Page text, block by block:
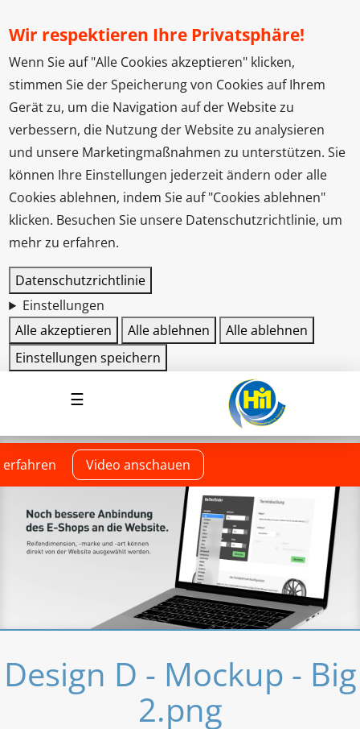
Wir respektieren Ihre Privatsphäre!
Wenn Sie auf "Alle Cookies akzeptieren" klicken,
stimmen Sie der Speicherung von Cookies auf Ihrem
Gerät zu, um die Navigation auf der Website zu
verbessern, die Nutzung der Website zu analysieren
und unsere Marketingmaßnahmen zu unterstützen. Sie
können Ihre Einstellungen jederzeit ändern oder alle
Cookies ablehnen, indem Sie auf "Cookies ablehnen"
klicken. Besuchen Sie unsere Datenschutzrichtlinie, um
mehr zu erfahren.
Datenschutzrichtlinie
Einstellungen
Alle akzeptieren
Alle ablehnen
Alle ablehnen
Einstellungen speichern
Navigation
aktivieren/deaktivieren
☰
Video anschauen
Design D - Mockup - Big
2.png